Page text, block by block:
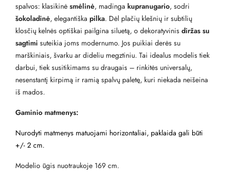
spalvos: klasikinė smėlinė, madinga kupranugario, sodri
šokoladinė, elegantiška pilka. Dėl plačių klešnių ir subtilių
klosčių kelnės optiškai pailgina siluetą, o dekoratyvinis diržas su
sagtimi suteikia joms modernumo. Jos puikiai derės su
marškiniais, švarku ar dideliu megztiniu. Tai idealus modelis tiek
darbui, tiek susitikimams su draugais – rinkitės universalų,
nesenstantį kirpimą ir ramią spalvų paletę, kuri niekada neišeina
iš mados.
Gaminio matmenys:
Nurodyti matmenys matuojami horizontaliai, paklaida gali būti
+/- 2 cm.
Modelio ūgis nuotraukoje 169 cm.